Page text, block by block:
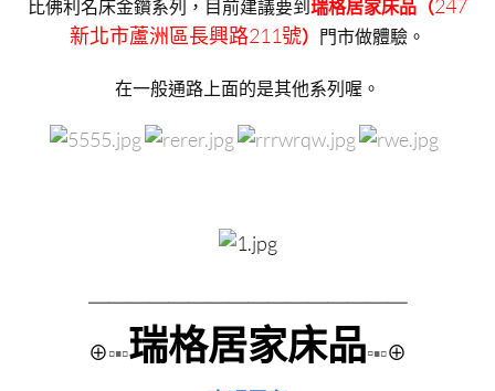
比佛利名床金鑽系列，目前建議要到瑞格居家床品（247
新北市蘆洲區長興路211號） 門市做體驗。
在一般通路上面的是其他系列喔。
⊕▫▪▫瑞格居家床品▫▪▫⊕